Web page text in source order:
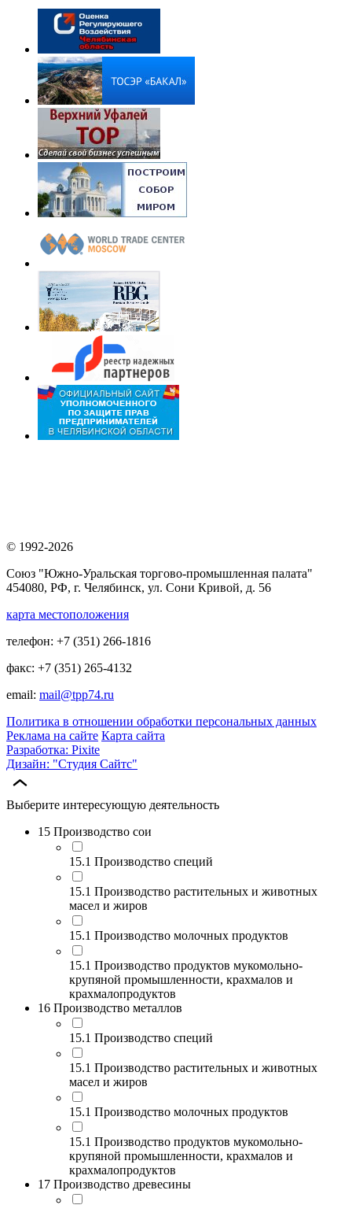
© 1992-2026
Союз "Южно-Уральская торгово-промышленная палата"
454080, РФ, г. Челябинск, ул. Сони Кривой, д. 56
карта местоположения
телефон: +7 (351) 266-1816
факс: +7 (351) 265-4132
email: mail@tpp74.ru
Политика в отношении обработки персональных данных
Реклама на сайте Карта сайта
Разработка: Pixite
Дизайн: "Студия Сайтс"
Выберите интересующую деятельность
15 Производство сои
15.1 Производство специй
15.1 Производство растительных и животных
масел и жиров
15.1 Производство молочных продуктов
15.1 Производство продуктов мукомольно-
крупяной промышленности, крахмалов и
крахмалопродуктов
16 Производство металлов
15.1 Производство специй
15.1 Производство растительных и животных
масел и жиров
15.1 Производство молочных продуктов
15.1 Производство продуктов мукомольно-
крупяной промышленности, крахмалов и
крахмалопродуктов
17 Производство древесины